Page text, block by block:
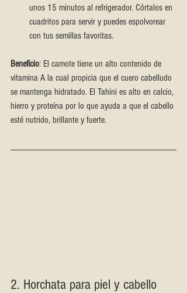
unos 15 minutos al refrigerador. Córtalos en
cuadritos para servir y puedes espolvorear
con tus semillas favoritas.
Beneficio: El camote tiene un alto contenido de
vitamina A la cual propicia que el cuero cabelludo
se mantenga hidratado. El Tahini es alto en calcio,
hierro y proteína por lo que ayuda a que el cabello
esté nutrido, brillante y fuerte.
2. Horchata para piel y cabello